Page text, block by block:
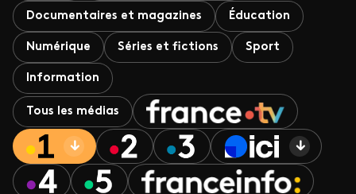
Documentaires et magazines Éducation
Numérique Séries et fictions Sport
Information
Tous les médias